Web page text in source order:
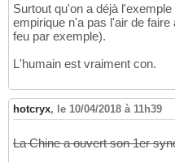
Surtout qu'on a déjà
empirique n'a pas l'air de
feu par exemple).
L'humain est vraiment con.
hotcryx, le 10/04/2018 à 11h39
La Chine a ouvert son 1er